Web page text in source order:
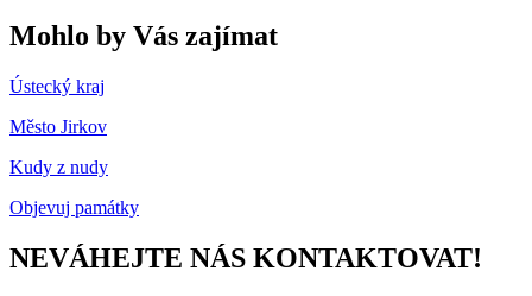
Mohlo by Vás zajímat
Ústecký kraj
Město Jirkov
Kudy z nudy
Objevuj památky
NEVÁHEJTE NÁS KONTAKTOVAT!